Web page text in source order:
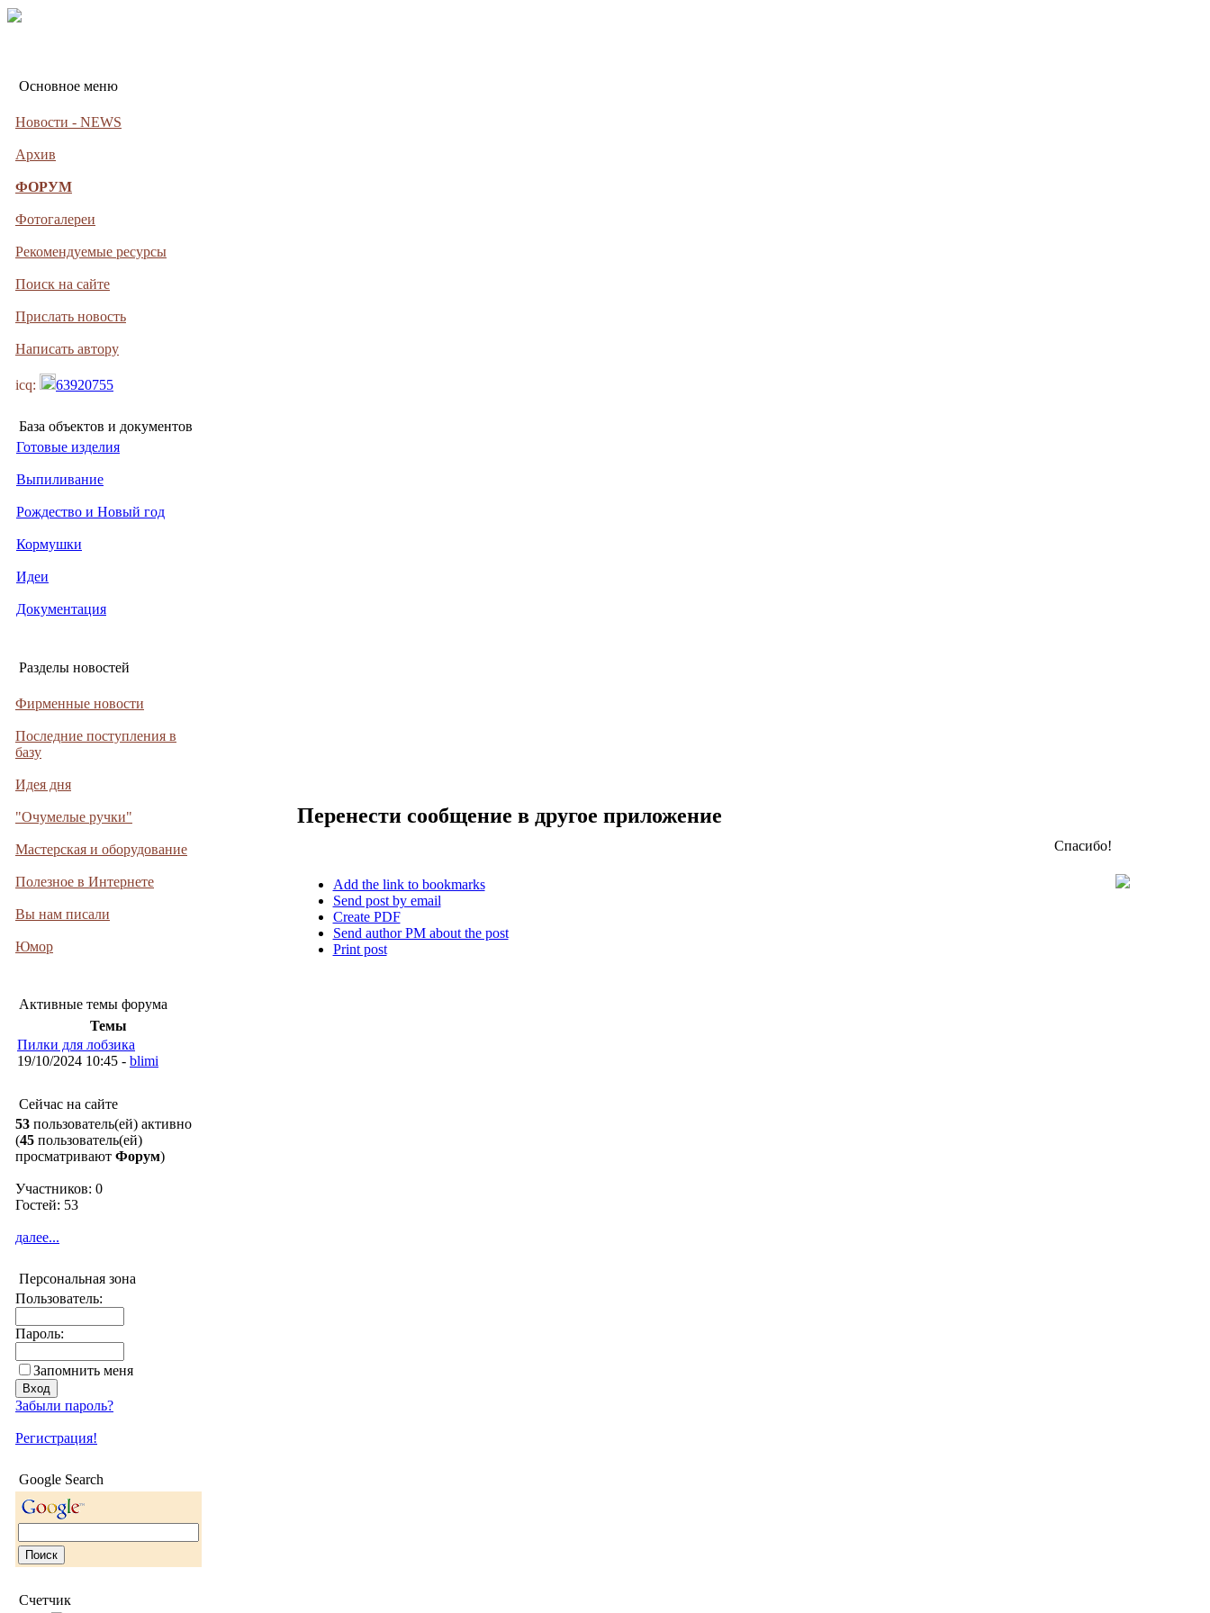
Основное меню
Новости - NEWS
Архив
ФОРУМ
Фотогалереи
Рекомендуемые ресурсы
Поиск на сайте
Прислать новость
Написать автору
icq: 63920755
База объектов и документов
Готовые изделия
Выпиливание
Рождество и Новый год
Кормушки
Идеи
Документация
Разделы новостей
Фирменные новости
Последние поступления в
базу
Идея дня
"Очумелые ручки"
Мастерская и оборудование
Полезное в Интернете
Вы нам писали
Юмор
Активные темы форума
Темы
Пилки для лобзика
19/10/2024 10:45 - blimi
Сейчас на сайте
53 пользователь(ей) активно
(45 пользователь(ей)
просматривают Форум)
Участников: 0
Гостей: 53
далее...
Персональная зона
Пользователь:
Пароль:
Запомнить меня
Забыли пароль?
Регистрация!
Google Search
Счетчик
Перенести сообщение в другое приложение
Add the link to bookmarks
Send post by email
Create PDF
Send author PM about the post
Print post
Спасибо!